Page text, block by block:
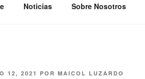
Noticias Sobre Nosotros
12, 2021 POR MAICOL LUZARDO